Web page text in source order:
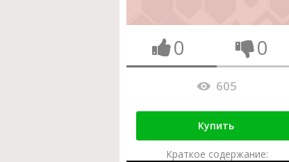
0 0
605
Купить
Краткое содержание: